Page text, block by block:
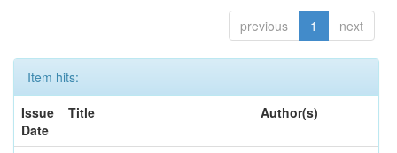
previous 1 next
Item hits:
Issue
Date
Title Author(s)